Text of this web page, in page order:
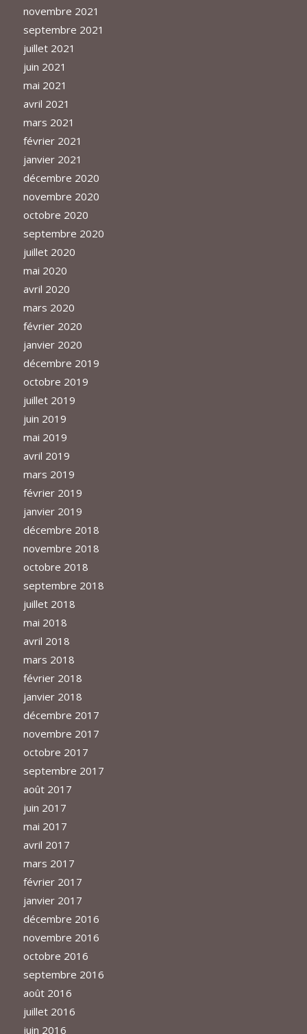
novembre 2021
septembre 2021
juillet 2021
juin 2021
mai 2021
avril 2021
mars 2021
février 2021
janvier 2021
décembre 2020
novembre 2020
octobre 2020
septembre 2020
juillet 2020
mai 2020
avril 2020
mars 2020
février 2020
janvier 2020
décembre 2019
octobre 2019
juillet 2019
juin 2019
mai 2019
avril 2019
mars 2019
février 2019
janvier 2019
décembre 2018
novembre 2018
octobre 2018
septembre 2018
juillet 2018
mai 2018
avril 2018
mars 2018
février 2018
janvier 2018
décembre 2017
novembre 2017
octobre 2017
septembre 2017
août 2017
juin 2017
mai 2017
avril 2017
mars 2017
février 2017
janvier 2017
décembre 2016
novembre 2016
octobre 2016
septembre 2016
août 2016
juillet 2016
juin 2016